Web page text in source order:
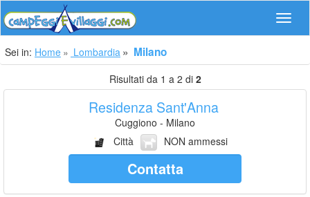
Sei in: Home Lombardia Milano
Risultati da 1 a 2 di 2
Residenza Sant'Anna
Cuggiono - Milano
Città
NON ammessi
Contatta